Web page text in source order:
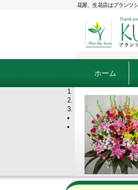
花屋、生花店はプランツ
ホーム